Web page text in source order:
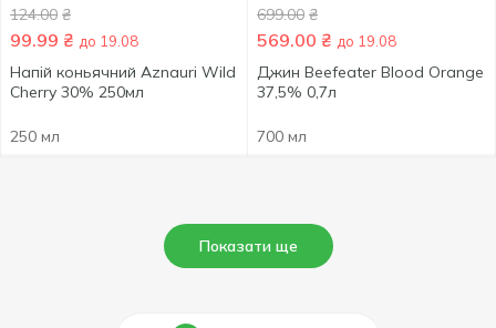
124.00 ₴
99.99 ₴ до 19.08
Напій коньячний Aznauri Wild
Cherry 30% 250мл
250 мл
699.00 ₴
569.00 ₴ до 19.08
Джин Beefeater Blood Orange
37,5% 0,7л
700 мл
Показати ще